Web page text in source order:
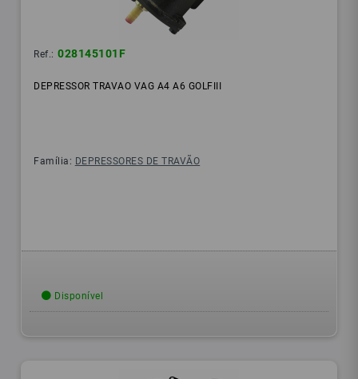
Ref.: 028145101F
DEPRESSOR TRAVAO VAG A4 A6 GOLFIII
Família: DEPRESSORES DE TRAVÃO
Disponível